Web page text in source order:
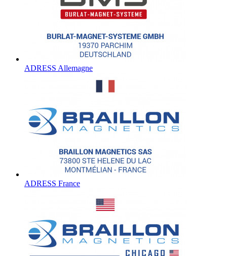
ADRESS Allemagne
ADRESS France